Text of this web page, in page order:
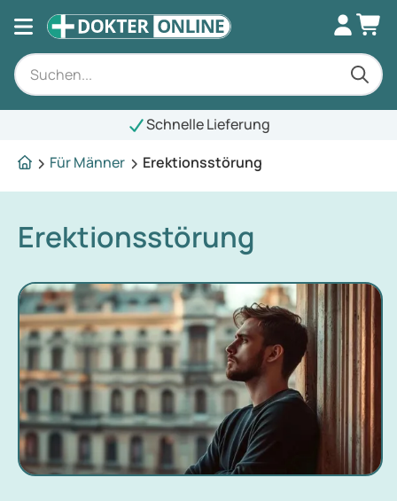
Schnelle Lieferung
Für Männer
Erektionsstörung
Erektionsstörung